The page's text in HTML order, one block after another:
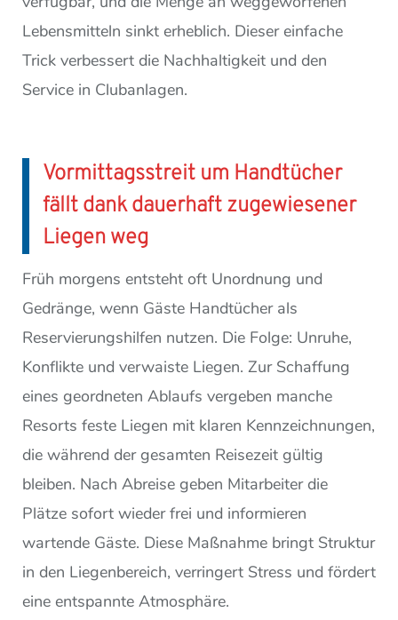
Lebensmitteln sinkt erheblich. Dieser einfache
Trick verbessert die Nachhaltigkeit und den
Service in Clubanlagen.
Vormittagsstreit um Handtücher
fällt dank dauerhaft zugewiesener
Liegen weg
Früh morgens entsteht oft Unordnung und
Gedränge, wenn Gäste Handtücher als
Reservierungshilfen nutzen. Die Folge: Unruhe,
Konflikte und verwaiste Liegen. Zur Schaffung
eines geordneten Ablaufs vergeben manche
Resorts feste Liegen mit klaren Kennzeichnungen,
die während der gesamten Reisezeit gültig
bleiben. Nach Abreise geben Mitarbeiter die
Plätze sofort wieder frei und informieren
wartende Gäste. Diese Maßnahme bringt Struktur
in den Liegenbereich, verringert Stress und fördert
eine entspannte Atmosphäre.